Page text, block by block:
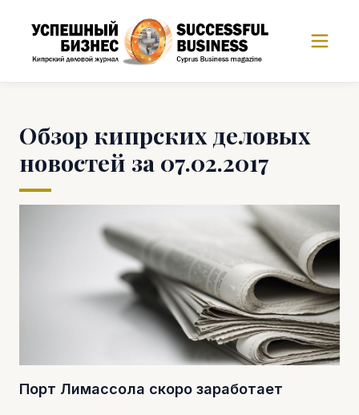
Обзор кипрских деловых
новостей за 07.02.2017
Порт Лимассола скоро заработает